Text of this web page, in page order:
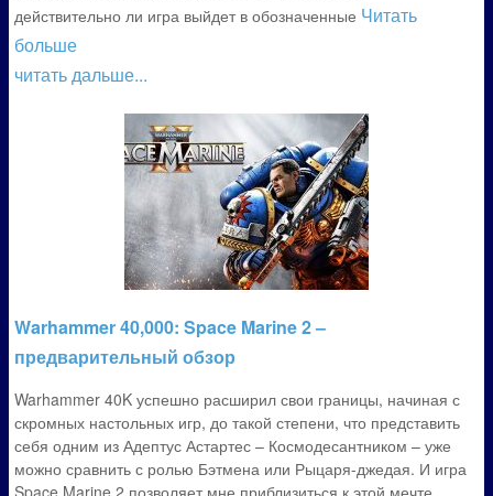
действительно ли игра выйдет в обозначенные Читать
больше
читать дальше...
Warhammer 40,000: Space Marine 2 –
предварительный обзор
Warhammer 40K успешно расширил свои границы, начиная с
скромных настольных игр, до такой степени, что представить
себя одним из Адептус Астартес – Космодесантником – уже
можно сравнить с ролью Бэтмена или Рыцаря-джедая. И игра
Space Marine 2 позволяет мне приблизиться к этой мечте